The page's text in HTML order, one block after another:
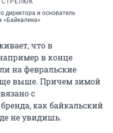
СТРЕЛЮК
директора и основатель
«Байкалика»
что в
в конце
на февральские
выше. Причем зимой
с
как байкальский
не увидишь.